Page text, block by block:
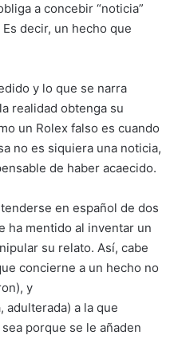
a concebir “noticia”
decir, un hecho que
y lo que se narra
realidad obtenga su
un Rolex falso es cuando
no es siquiera una noticia,
de haber acaecido.
en español de dos
ha mentido al inventar un
su relato. Así, cabe
concierne a un hecho no
y
adulterada) a la que
porque se le añaden